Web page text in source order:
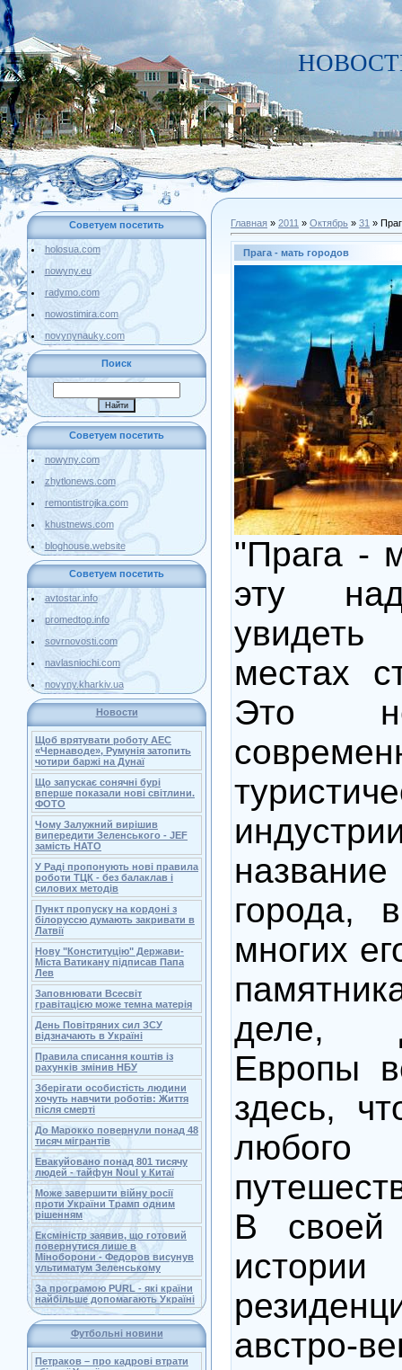
Советуем посетить
holosua.com
nowyny.eu
radymo.com
nowostimira.com
novynynauky.com
Поиск
Советуем посетить
nowyny.com
zhytlonews.com
remontistrojka.com
khustnews.com
bloghouse.website
Советуем посетить
avtostar.info
promedtop.info
sovrnovosti.com
navlasniochi.com
novyny.kharkiv.ua
Новости
Щоб врятувати роботу АЕС
«Чернаводе», Румунія затопить
чотири баржі на Дунаї
Що запускає сонячні бурі
вперше показали нові світлини.
ФОТО
Чому Залужний вирішив
випередити Зеленського - JEF
замість НАТО
У Раді пропонують нові правила
роботи ТЦК - без балаклав і
силових методів
Пункт пропуску на кордоні з
білоруссю думають закривати в
Латвії
Нову "Конституцію" Держави-
Міста Ватикану підписав Папа
Лев
Заповнювати Всесвіт
гравітацією може темна матерія
День Повітряних сил ЗСУ
відзначають в Україні
Правила списання коштів із
рахунків змінив НБУ
Зберігати особистість людини
хочуть навчити роботів: Життя
після смерті
До Марокко повернули понад 48
тисяч мігрантів
Евакуйовано понад 801 тисячу
людей - тайфун Noul у Китаї
Може завершити війну росії
проти України Трамп одним
рішенням
Ексміністр заявив, що готовий
повернутися лише в
Міноборони - Федоров висунув
ультиматум Зеленському
За програмою PURL - які країни
найбільше допомагають Україні
Футбольні новини
Петраков – про кадрові втрати
Главная » 2011 » Октябрь » 31 »
Прага - мать городов
"Прага -
эту
местах
Это
города,
многих
деле,
Европы
здесь,
любого
В своей
австро-